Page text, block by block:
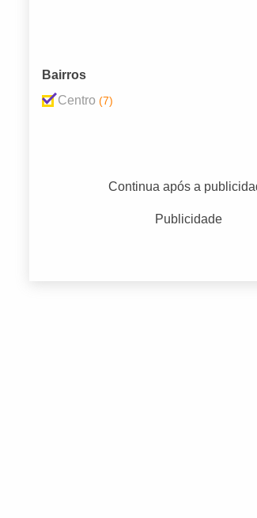
Bairros
Centro (7)
Continua após a
Publicidade